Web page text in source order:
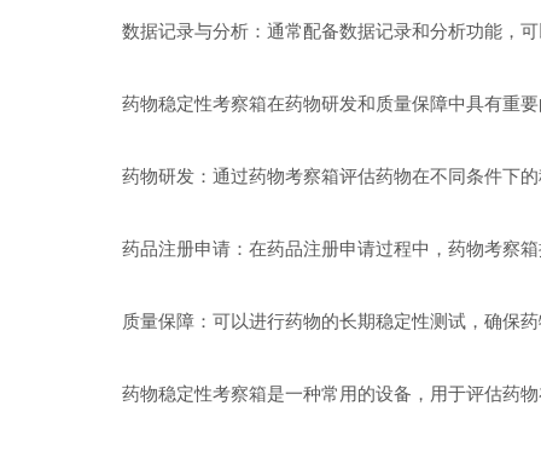
数据记录与分析：通常配备数据记录和分析功能，可
药物稳定性考察箱在药物研发和质量保障中具有重要
药物研发：通过药物考察箱评估药物在不同条件下的
药品注册申请：在药品注册申请过程中，药物考察箱
质量保障：可以进行药物的长期稳定性测试，确保药
药物稳定性考察箱是一种常用的设备，用于评估药物